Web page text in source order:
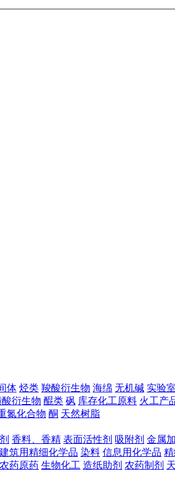
体 烃类 羧酸衍生物 海绵 无机碱 实验
酸衍生物 醌类 砜 库存化工原料 火工产
氮化合物 酮 天然树脂
香料、香精 表面活性剂 吸附剂 金属
建筑用精细化学品 染料 信息用化学品
农药原药 生物化工 造纸助剂 农药制剂